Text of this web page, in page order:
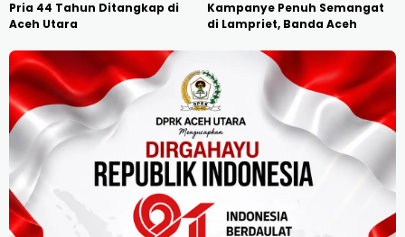
Pria 44 Tahun Ditangkap di
Aceh Utara
Kampanye Penuh Semangat
di Lampriet, Banda Aceh